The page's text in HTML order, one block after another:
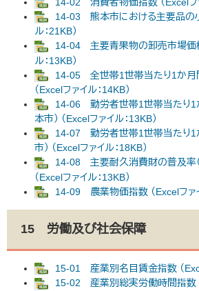
14-03 熊本市における主要品の
ル：21KB）
14-04 主要青果物の卸売市場価
ル：13KB）
14-05 全世帯1世帯当たり1か月
（Excelファイル：14KB）
14-06 勤労者世帯1世帯当たり1
本市） （Excelファイル：13KB）
14-07 勤労者世帯1世帯当たり1
市） （Excelファイル：18KB）
14-08 主要耐久消費財の普及率
（Excelファイル：13KB）
14-09 農業物価指数 （Excelファイ
15 労働及び社会保障
15-01 産業別名目賃金指数 （
15-02 産業別総実労働時間指数 （